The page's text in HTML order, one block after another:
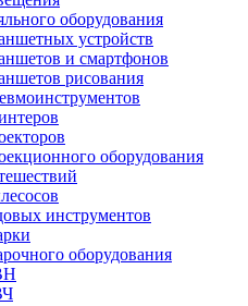
оборудования
устройств
и смартфонов
рисования
оборудования
инструментов
оборудования